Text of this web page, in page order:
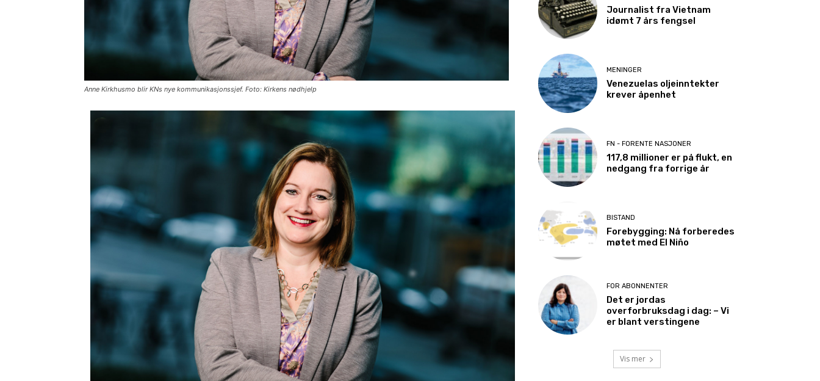
Anne Kirkhusmo blir KNs nye kommunikasjonssjef. Foto: Kirkens nødhjelp
Journalist fra Vietnam
idømt 7 års fengsel
MENINGER
Venezuelas oljeinntekter
krever åpenhet
FN - FORENTE NASJONER
117,8 millioner er på flukt, en
nedgang fra forrige år
BISTAND
Forebygging: Nå forberedes
møtet med El Niño
FOR ABONNENTER
Det er jordas
overforbruksdag i dag: – Vi
er blant verstingene
Vis mer